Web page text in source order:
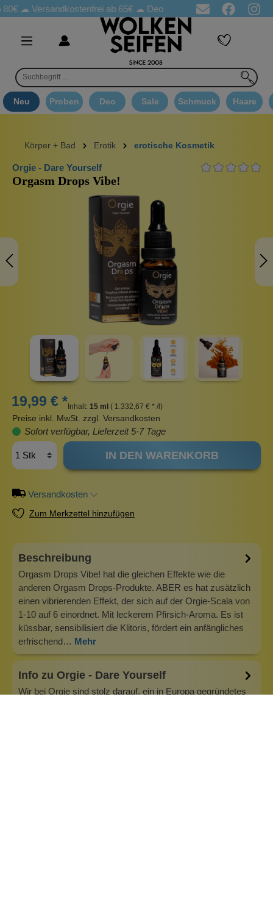
Versandkostenfrei ab 65€☁ Deo Proben in jeder Bestellung
Neu Proben Deo Sale Schmuck Haare
Körper + Bad Erotik erotische Kosmetik
Orgie - Dare Yourself
Orgasm Drops Vibe!
19,99 € * Inhalt: 15 ml ( 1.332,67 € * /l)
Preise inkl. MwSt. zzgl. Versandkosten
Sofort verfügbar, Lieferzeit 5-7 Tage
IN DEN WARENKORB
Versandkosten
Zum Merkzettel hinzufügen
Beschreibung
Orgasm Drops Vibe! hat die gleichen Effekte wie die
anderen Orgasm Drops-Produkte. ABER es hat zusätzlich
einen vibrierenden Effekt, der sich auf der Orgie-Scala von
1-10 auf 6 einordnet. Mit leckerem Pfirsich-Aroma. Es ist
küssbar, sensibilisiert die Klitoris, fördert ein anfängliches
erfrischend… Mehr
Info zu Orgie - Dare Yourself
Wir bei Orgie sind stolz darauf, ein in Europa gegründetes